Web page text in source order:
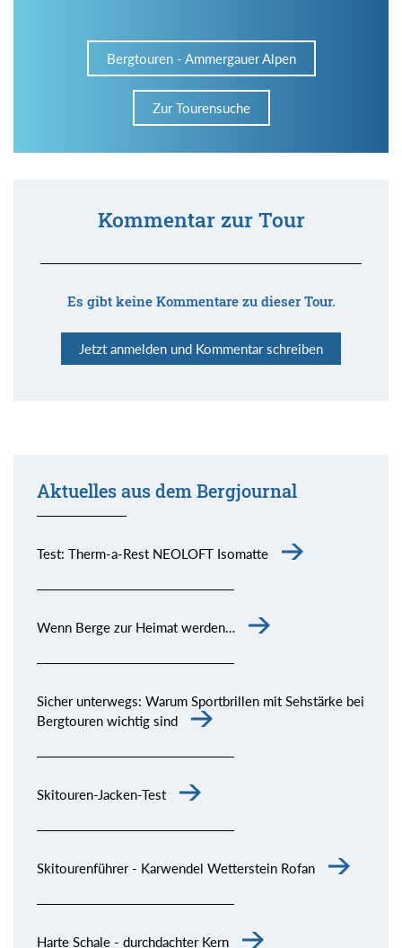
Bergtouren - Ammergauer Alpen
Zur Tourensuche
Kommentar zur Tour
Es gibt keine Kommentare zu dieser Tour.
Jetzt anmelden und Kommentar schreiben
Aktuelles aus dem Bergjournal
Test: Therm-a-Rest NEOLOFT Isomatte
Wenn Berge zur Heimat werden…
Sicher unterwegs: Warum Sportbrillen mit Sehstärke bei
Bergtouren wichtig sind
Skitouren-Jacken-Test
Skitourenführer - Karwendel Wetterstein Rofan
Harte Schale - durchdachter Kern